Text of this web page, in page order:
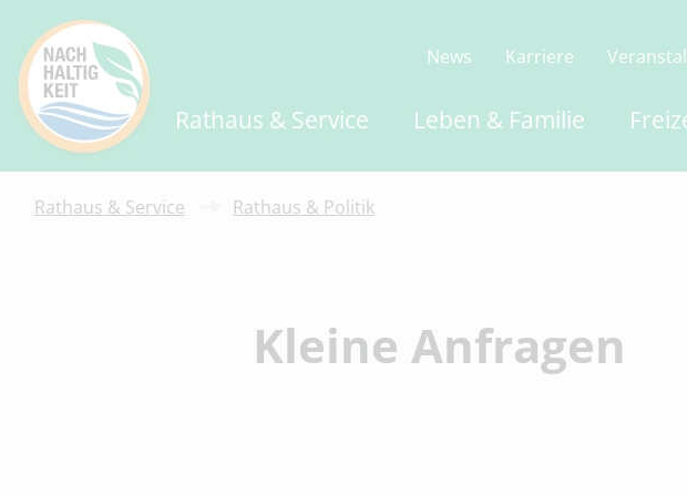
Rathaus & Service Leben & Familie
News Karriere
Rathaus & Service Rathaus & Politik
Kleine Anfragen